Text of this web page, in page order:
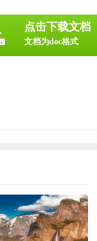
点击下载文档
文档为doc格式